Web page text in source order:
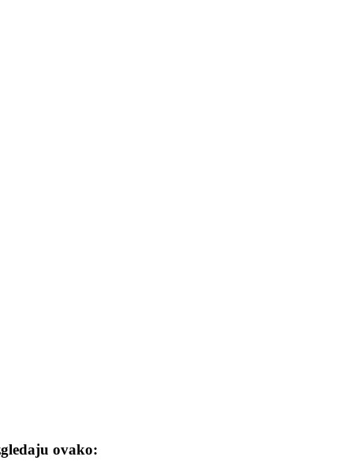
ovako: